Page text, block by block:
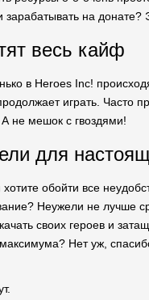
на донате?
весь кайф
в Heroes Inc!
играть. Часто
не мешок с гвоздями!
для
обойти все
Неужели не лучше
своих героев и
Нет уж,